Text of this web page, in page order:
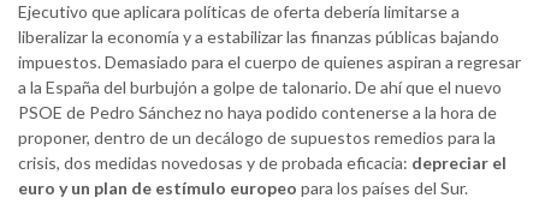
Ejecutivo que aplicara políticas de oferta debería limitarse a
liberalizar la economía y a estabilizar las finanzas públicas bajando
impuestos. Demasiado para el cuerpo de quienes aspiran a regresar
a la España del burbujón a golpe de talonario. De ahí que el nuevo
PSOE de Pedro Sánchez no haya podido contenerse a la hora de
proponer, dentro de un decálogo de supuestos remedios para la
crisis, dos medidas novedosas y de probada eficacia: depreciar el
euro y un plan de estímulo europeo para los países del Sur.